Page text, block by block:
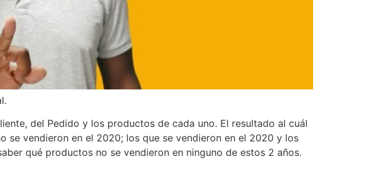
del Pedido y los productos de cada uno. El resultado al cuál
se vendieron en el 2020; los que se vendieron en el 2020 y los
qué productos no se vendieron en ninguno de estos 2 años.